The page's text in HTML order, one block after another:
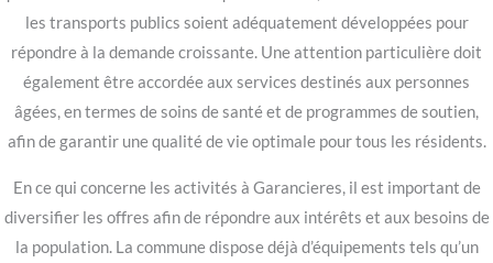
les transports publics soient adéquatement développées pour
répondre à la demande croissante. Une attention particulière doit
également être accordée aux services destinés aux personnes
âgées, en termes de soins de santé et de programmes de soutien,
afin de garantir une qualité de vie optimale pour tous les résidents.
En ce qui concerne les activités à Garancieres, il est important de
diversifier les offres afin de répondre aux intérêts et aux besoins de
la population. La commune dispose déjà d’équipements tels qu’un